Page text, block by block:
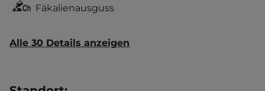
Fäkalienausguss
Alle 30 Details anzeigen